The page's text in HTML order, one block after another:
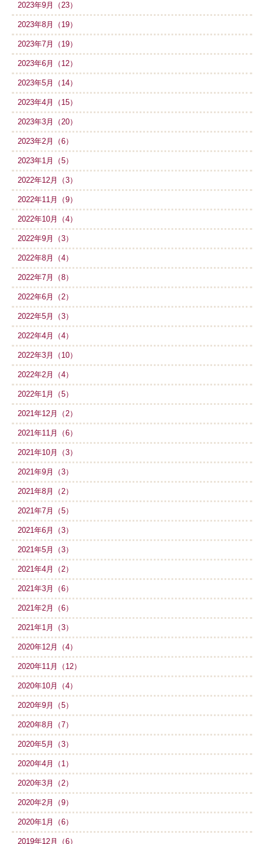
2023年9月（23）
2023年8月（19）
2023年7月（19）
2023年6月（12）
2023年5月（14）
2023年4月（15）
2023年3月（20）
2023年2月（6）
2023年1月（5）
2022年12月（3）
2022年11月（9）
2022年10月（4）
2022年9月（3）
2022年8月（4）
2022年7月（8）
2022年6月（2）
2022年5月（3）
2022年4月（4）
2022年3月（10）
2022年2月（4）
2022年1月（5）
2021年12月（2）
2021年11月（6）
2021年10月（3）
2021年9月（3）
2021年8月（2）
2021年7月（5）
2021年6月（3）
2021年5月（3）
2021年4月（2）
2021年3月（6）
2021年2月（6）
2021年1月（3）
2020年12月（4）
2020年11月（12）
2020年10月（4）
2020年9月（5）
2020年8月（7）
2020年5月（3）
2020年4月（1）
2020年3月（2）
2020年2月（9）
2020年1月（6）
2019年12月（6）